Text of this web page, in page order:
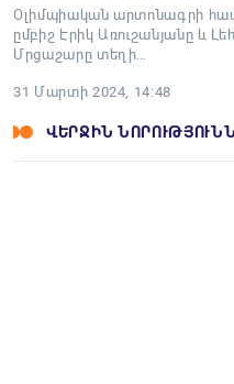
Օլիմպիական արտոնագրի
ըմբիշ Էրիկ Առուշանյանը և
Մրցաշարը տեղի…
31 Մարտի 2024, 14:48
ՎԵՐՋԻՆ